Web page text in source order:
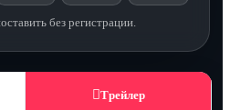
без регистрации.
Трейлер